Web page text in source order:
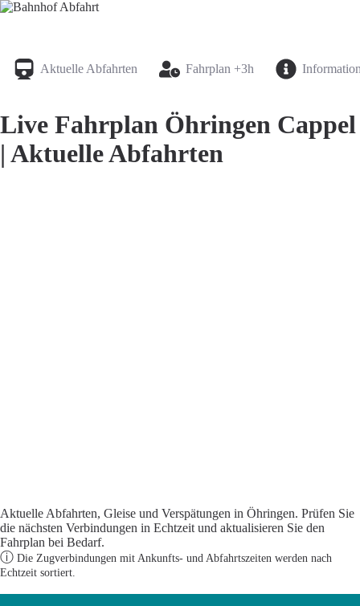
Aktuelle Abfahrten Fahrplan +3h
Live Fahrplan Öhringen Cappel
| Aktuelle Abfahrten
Aktuelle Abfahrten, Gleise und Verspätungen in Öhringen. Prüfen Sie
die nächsten Verbindungen in Echtzeit und aktualisieren Sie den
Fahrplan bei Bedarf.
ⓘ Die Zugverbindungen mit Ankunfts- und Abfahrtszeiten werden nach
Echtzeit sortiert.